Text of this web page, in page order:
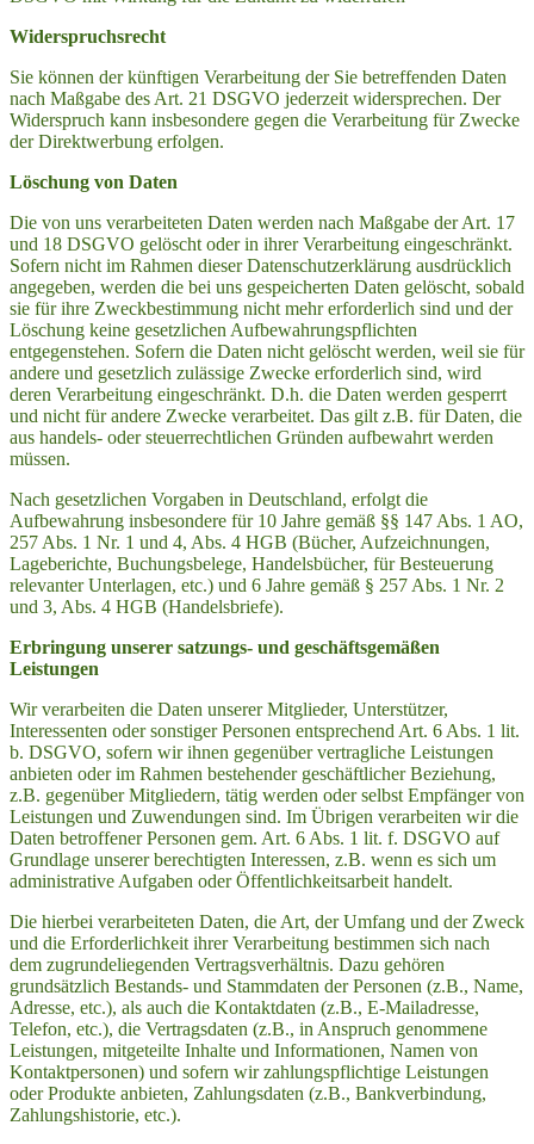
Widerspruchsrecht
Sie können der künftigen Verarbeitung der Sie betreffenden Daten
nach Maßgabe des Art. 21 DSGVO jederzeit widersprechen. Der
Widerspruch kann insbesondere gegen die Verarbeitung für Zwecke
der Direktwerbung erfolgen.
Löschung von Daten
Die von uns verarbeiteten Daten werden nach Maßgabe der Art. 17
und 18 DSGVO gelöscht oder in ihrer Verarbeitung eingeschränkt.
Sofern nicht im Rahmen dieser Datenschutzerklärung ausdrücklich
angegeben, werden die bei uns gespeicherten Daten gelöscht, sobald
sie für ihre Zweckbestimmung nicht mehr erforderlich sind und der
Löschung keine gesetzlichen Aufbewahrungspflichten
entgegenstehen. Sofern die Daten nicht gelöscht werden, weil sie für
andere und gesetzlich zulässige Zwecke erforderlich sind, wird
deren Verarbeitung eingeschränkt. D.h. die Daten werden gesperrt
und nicht für andere Zwecke verarbeitet. Das gilt z.B. für Daten, die
aus handels- oder steuerrechtlichen Gründen aufbewahrt werden
müssen.
Nach gesetzlichen Vorgaben in Deutschland, erfolgt die
Aufbewahrung insbesondere für 10 Jahre gemäß §§ 147 Abs. 1 AO,
257 Abs. 1 Nr. 1 und 4, Abs. 4 HGB (Bücher, Aufzeichnungen,
Lageberichte, Buchungsbelege, Handelsbücher, für Besteuerung
relevanter Unterlagen, etc.) und 6 Jahre gemäß § 257 Abs. 1 Nr. 2
und 3, Abs. 4 HGB (Handelsbriefe).
Erbringung unserer satzungs- und geschäftsgemäßen
Leistungen
Wir verarbeiten die Daten unserer Mitglieder, Unterstützer,
Interessenten oder sonstiger Personen entsprechend Art. 6 Abs. 1 lit.
b. DSGVO, sofern wir ihnen gegenüber vertragliche Leistungen
anbieten oder im Rahmen bestehender geschäftlicher Beziehung,
z.B. gegenüber Mitgliedern, tätig werden oder selbst Empfänger von
Leistungen und Zuwendungen sind. Im Übrigen verarbeiten wir die
Daten betroffener Personen gem. Art. 6 Abs. 1 lit. f. DSGVO auf
Grundlage unserer berechtigten Interessen, z.B. wenn es sich um
administrative Aufgaben oder Öffentlichkeitsarbeit handelt.
Die hierbei verarbeiteten Daten, die Art, der Umfang und der Zweck
und die Erforderlichkeit ihrer Verarbeitung bestimmen sich nach
dem zugrundeliegenden Vertragsverhältnis. Dazu gehören
grundsätzlich Bestands- und Stammdaten der Personen (z.B., Name,
Adresse, etc.), als auch die Kontaktdaten (z.B., E-Mailadresse,
Telefon, etc.), die Vertragsdaten (z.B., in Anspruch genommene
Leistungen, mitgeteilte Inhalte und Informationen, Namen von
Kontaktpersonen) und sofern wir zahlungspflichtige Leistungen
oder Produkte anbieten, Zahlungsdaten (z.B., Bankverbindung,
Zahlungshistorie, etc.).